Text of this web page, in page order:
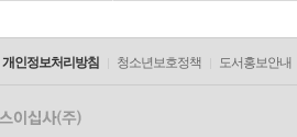
개인정보처리방침 청소년보호정책 도서홍보안내